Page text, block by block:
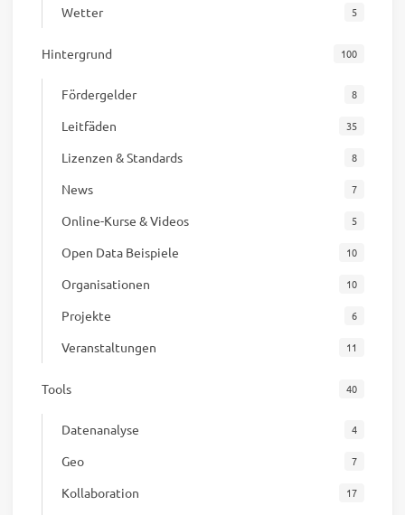
Wetter 5
Hintergrund 100
Fördergelder 8
Leitfäden 35
Lizenzen & Standards 8
News 7
Online-Kurse & Videos 5
Open Data Beispiele 10
Organisationen 10
Projekte 6
Veranstaltungen 11
Tools 40
Datenanalyse 4
Geo 7
Kollaboration 17